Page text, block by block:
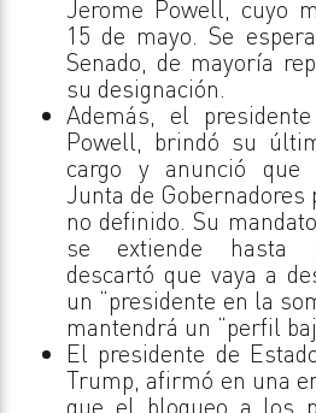
Jerome Powell, cuyo
15 de mayo. Se
Senado, de mayoría
su designación.
Además, el
Powell, brindó su
cargo y anunció que
Junta de Gobernadores
no definido. Su
se extiende hasta
descartó que vaya a
un “presidente en la
mantendrá un “perfil
El presidente de
Trump, afirmó en una
que el bloqueo a los